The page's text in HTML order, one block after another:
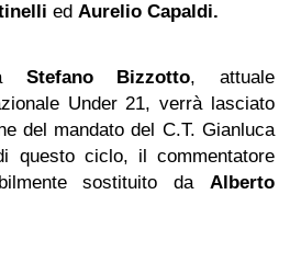
ed Aurelio Capaldi.
Stefano Bizzotto, attuale
Under 21, verrà lasciato
del mandato del C.T. Gianluca
questo ciclo, il commentatore
sostituito da Alberto